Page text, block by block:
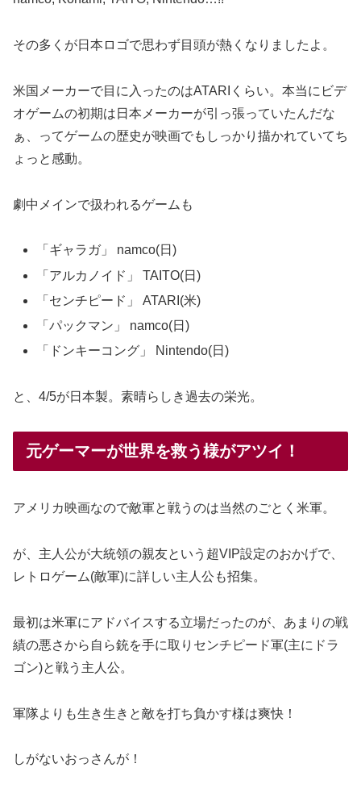
その多くが日本ロゴで思わず目頭が熱くなりましたよ。
米国メーカーで目に入ったのはATARIくらい。本当にビデ
オゲームの初期は日本メーカーが引っ張っていたんだな
ぁ、ってゲームの歴史が映画でもしっかり描かれていてち
ょっと感動。
劇中メインで扱われるゲームも
「ギャラガ」 namco(日)
「アルカノイド」 TAITO(日)
「センチピード」 ATARI(米)
「パックマン」 namco(日)
「ドンキーコング」 Nintendo(日)
と、4/5が日本製。素晴らしき過去の栄光。
元ゲーマーが世界を救う様がアツイ！
アメリカ映画なので敵軍と戦うのは当然のごとく米軍。
が、主人公が大統領の親友という超VIP設定のおかげで、
レトロゲーム(敵軍)に詳しい主人公も招集。
最初は米軍にアドバイスする立場だったのが、あまりの戦
績の悪さから自ら銃を手に取りセンチピード軍(主にドラ
ゴン)と戦う主人公。
軍隊よりも生き生きと敵を打ち負かす様は爽快！
しがないおっさんが！